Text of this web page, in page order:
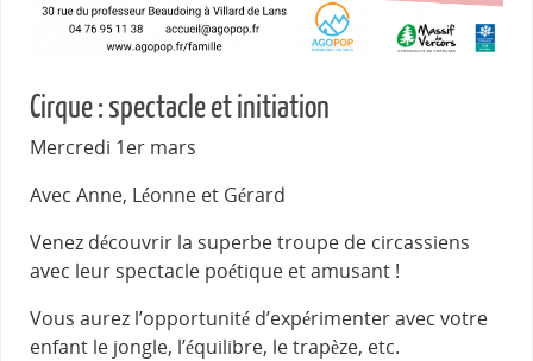
Cirque : spectacle et initiation
Mercredi 1er mars
Avec Anne, Léonne et Gérard
Venez découvrir la superbe troupe de circassiens
avec leur spectacle poétique et amusant !
Vous aurez l’opportunité d’expérimenter avec votre
enfant le jongle, l’équilibre, le trapèze, etc.